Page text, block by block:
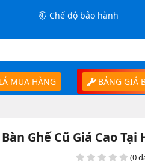
Chế độ bảo hành
MUA HÀNG BẢNG GIÁ
Ghế Cũ Giá Cao Tại
(0